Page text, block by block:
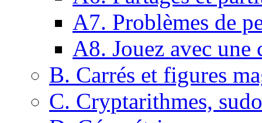
A7. Problèmes de
A8. Jouez avec une
B. Carrés et figures
C. Cryptarithmes,